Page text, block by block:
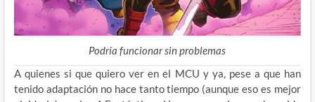
Podría funcionar sin problemas
A quienes si que quiero ver en el MCU y ya, pese a que han
tenido adaptación no hace tanto tiempo (aunque eso es mejor